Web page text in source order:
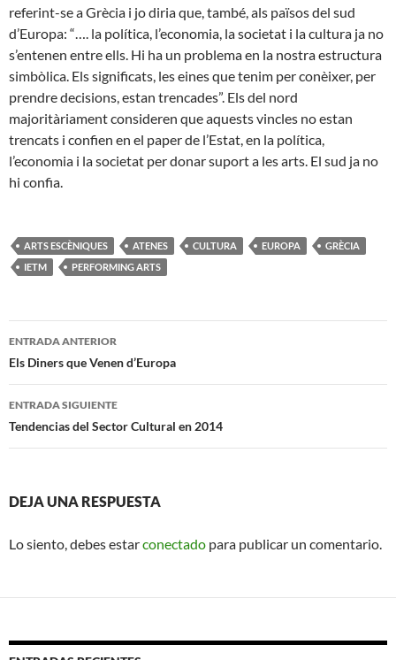
referint-se a Grècia i jo diria que, també, als països del sud
d’Europa: “…. la política, l’economia, la societat i la cultura ja no
s’entenen entre ells. Hi ha un problema en la nostra estructura
simbòlica. Els significats, les eines que tenim per conèixer, per
prendre decisions, estan trencades”. Els del nord
majoritàriament consideren que aquests vincles no estan
trencats i confien en el paper de l’Estat, en la política,
l’economia i la societat per donar suport a les arts. El sud ja no
hi confia.
ARTS ESCÈNIQUES ATENES CULTURA EUROPA
GRÈCIA
IETM
PERFORMING ARTS
Navegación
de
entradas
ENTRADA ANTERIOR
Els Diners que Venen d’Europa
ENTRADA SIGUIENTE
Tendencias del Sector Cultural en 2014
DEJA UNA RESPUESTA
Lo siento, debes estarconectado para publicar un comentario.